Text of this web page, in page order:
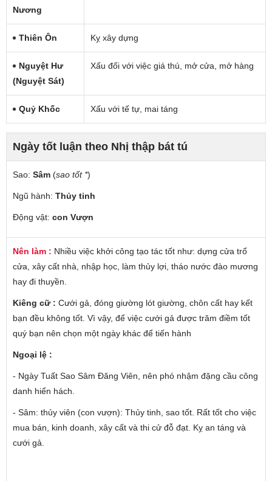
Nương
Thiên Ôn Kỵ xây dựng
Nguyệt Hư
(nguyệt Sát)
Xấu đối với việc giá thú, mở cửa, mở hàng
Quỷ Khốc Xấu với tế tự, mai táng
Ngày tốt luận theo Nhị thập bát tú
Sao: Sâm (sao tốt *)
Ngũ hành: Thủy tinh
Động vật: con Vượn
Nên làm : Nhiều việc khởi công tạo tác tốt như: dựng cửa trổ
cửa, xây cất nhà, nhập học, làm thủy lợi, tháo nước đào mương
hay đi thuyền.
Kiêng cữ : Cưới gả, đóng giường lót giường, chôn cất hay kết
bạn đều không tốt. Vì vậy, để việc cưới gả được trăm điềm tốt
quý bạn nên chọn một ngày khác để tiến hành
Ngoại lệ :
- Ngày Tuất Sao Sâm Đăng Viên, nên phó nhậm đặng cầu công
danh hiển hách.
- Sâm: thủy viên (con vượn): Thủy tinh, sao tốt. Rất tốt cho việc
mua bán, kinh doanh, xây cất và thi cử đỗ đạt. Kỵ an táng và
cưới gả.